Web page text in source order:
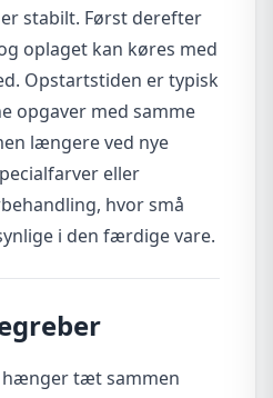
stabilt. Først derefter
oplaget kan køres med
Opstartstiden er typisk
opgaver med samme
længere ved nye
eller
hvor små
i den færdige vare.
hænger tæt sammen